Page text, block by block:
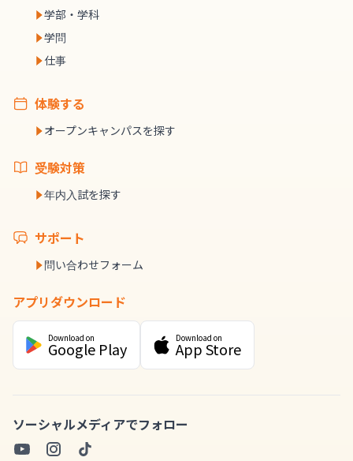
学部・学科
学問
仕事
体験する
オープンキャンパスを探す
受験対策
年内入試を探す
サポート
問い合わせフォーム
アプリダウンロード
Download on
Google Play
Download on
App Store
ソーシャルメディアでフォロー